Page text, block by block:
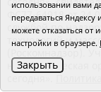
ФС77-64918 от
службой по
технологий и
некоммерческая
использовании вами
передаваться
можете отказаться
настройки в браузере.
Закрыть